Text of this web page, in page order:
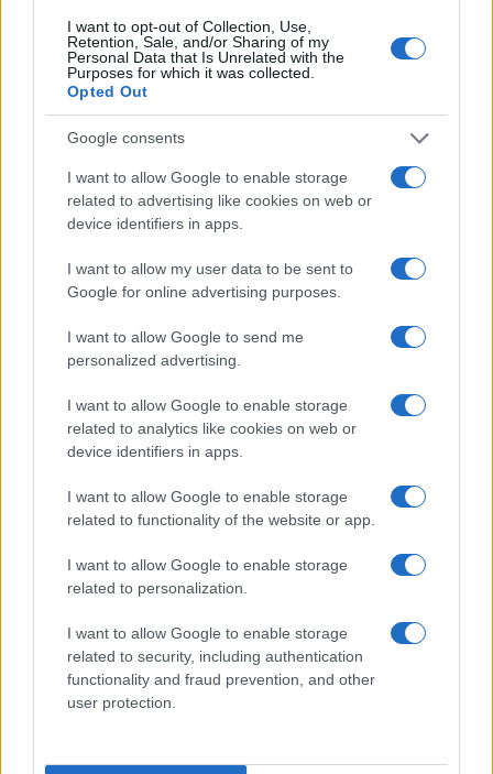
I want to opt-out of Collection, Use,
Retention, Sale, and/or Sharing of my
Personal Data that Is Unrelated with the
Purposes for which it was collected.
Opted Out
Google consents
I want to allow Google to enable storage
related to advertising like cookies on web or
device identifiers in apps.
I want to allow my user data to be sent to
Google for online advertising purposes.
I want to allow Google to send me
personalized advertising.
I want to allow Google to enable storage
related to analytics like cookies on web or
device identifiers in apps.
I want to allow Google to enable storage
related to functionality of the website or app.
I want to allow Google to enable storage
related to personalization.
I want to allow Google to enable storage
related to security, including authentication
functionality and fraud prevention, and other
user protection.
FIIs de tijolo e papel: guia para investir em imóveis sem ser
proprietário
COTAÇÕES CRYPTO
(KBTC)
Eureka Bridged PAX Gold (Terra
(PAXG)
$4,205.78
JDB
(JDB)
$0.022
kpk ETH Prime $2,034.90
SyBTC $85,763.00